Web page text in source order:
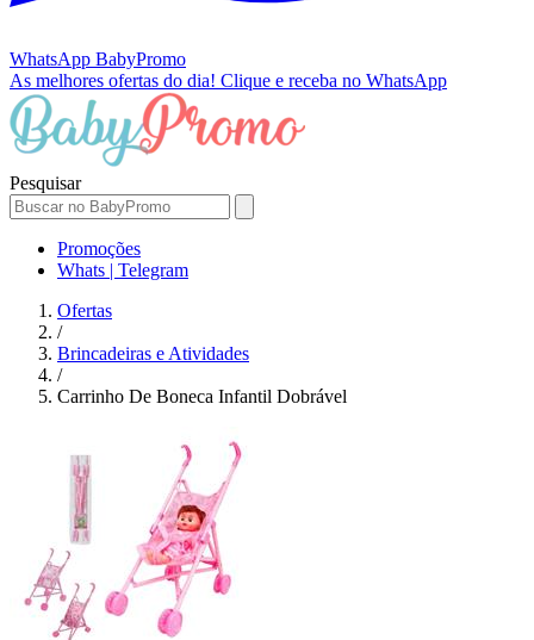
WhatsApp BabyPromo
As melhores ofertas do dia! Clique e receba no WhatsApp
Pesquisar
Promoções
Whats | Telegram
Ofertas
/
Brincadeiras e Atividades
/
Carrinho De Boneca Infantil Dobrável